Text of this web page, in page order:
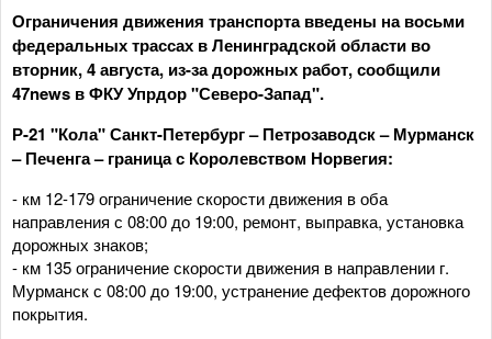
Ограничения движения транспорта введены на восьми
федеральных трассах в Ленинградской области во
вторник, 4 августа, из-за дорожных работ, сообщили
47news в ФКУ Упрдор "Северо-Запад".
Р-21 "Кола" Санкт-Петербург – Петрозаводск – Мурманск
– Печенга – граница с Королевством Норвегия:
- км 12-179 ограничение скорости движения в оба
направления с 08:00 до 19:00, ремонт, выправка, установка
дорожных знаков;
- км 135 ограничение скорости движения в направлении г.
Мурманск с 08:00 до 19:00, устранение дефектов дорожного
покрытия.